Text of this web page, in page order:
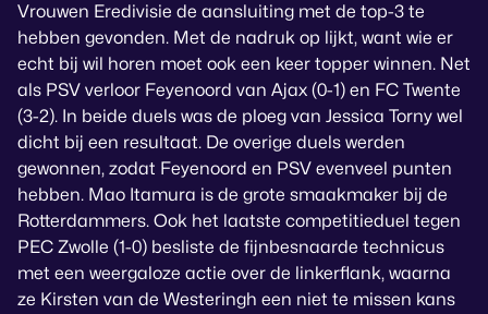
Vrouwen Eredivisie de aansluiting met de top-3 te
hebben gevonden. Met de nadruk op lijkt, want wie er
echt bij wil horen moet ook een keer topper winnen. Net
als PSV verloor Feyenoord van Ajax (0-1) en FC Twente
(3-2). In beide duels was de ploeg van Jessica Torny wel
dicht bij een resultaat. De overige duels werden
gewonnen, zodat Feyenoord en PSV evenveel punten
hebben. Mao Itamura is de grote smaakmaker bij de
Rotterdammers. Ook het laatste competitieduel tegen
PEC Zwolle (1-0) besliste de fijnbesnaarde technicus
met een weergaloze actie over de linkerflank, waarna
ze Kirsten van de Westeringh een niet te missen kans